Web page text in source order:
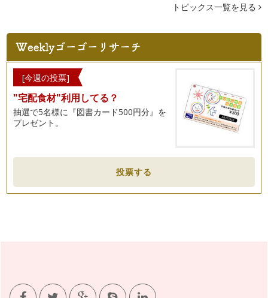
こんにちは！お菓子研究家の橋本清美です。 今回は、…
オーブンなし！簡単極上なめらかプリン
こんにちは！ お菓子研究家 橋本清美です。 今回は…
タルト ダマンド
こんにちは！お菓子研究家 橋本清美です。 今回は、タル
ト ダマンドというアーモンド…
こんにちは！ FELICE KITCHEN 橋本清美です。 今回は、イ
イチゴのショートケーキ
ボール一つで混ぜるだけ！とっても美味しいパウンドケーキ
トピックス一覧を見る
[今週の投票]
"宅配食材"利用してる？
抽選で5名様に『図書カード500円分』を
プレゼント。
投票する